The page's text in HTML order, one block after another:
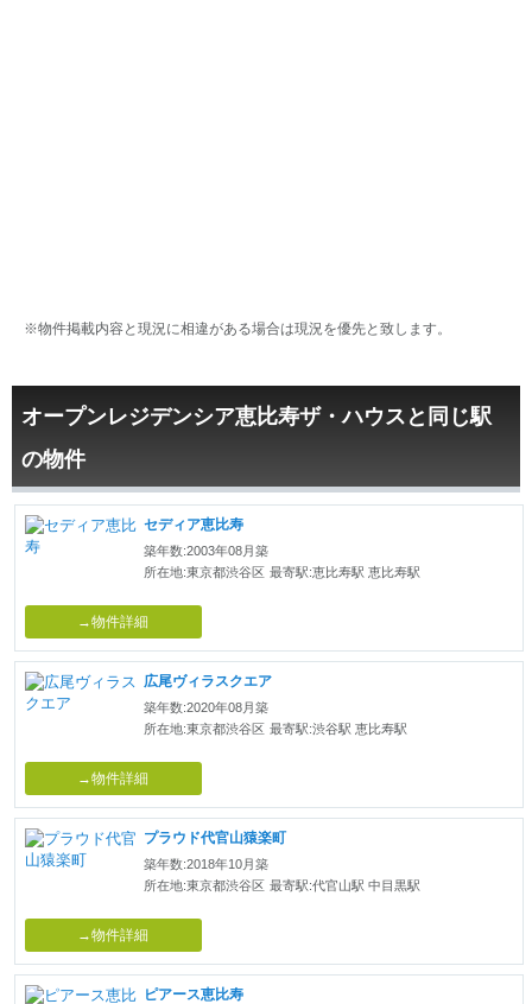
※物件掲載内容と現況に相違がある場合は現況を優先と致します。
オープンレジデンシア恵比寿ザ・ハウスと同じ駅
の物件
セディア恵比寿
築年数:2003年08月築
所在地:東京都渋谷区 最寄駅:恵比寿駅 恵比寿駅
→物件詳細
広尾ヴィラスクエア
築年数:2020年08月築
所在地:東京都渋谷区 最寄駅:渋谷駅 恵比寿駅
→物件詳細
プラウド代官山猿楽町
築年数:2018年10月築
所在地:東京都渋谷区 最寄駅:代官山駅 中目黒駅
→物件詳細
ピアース恵比寿